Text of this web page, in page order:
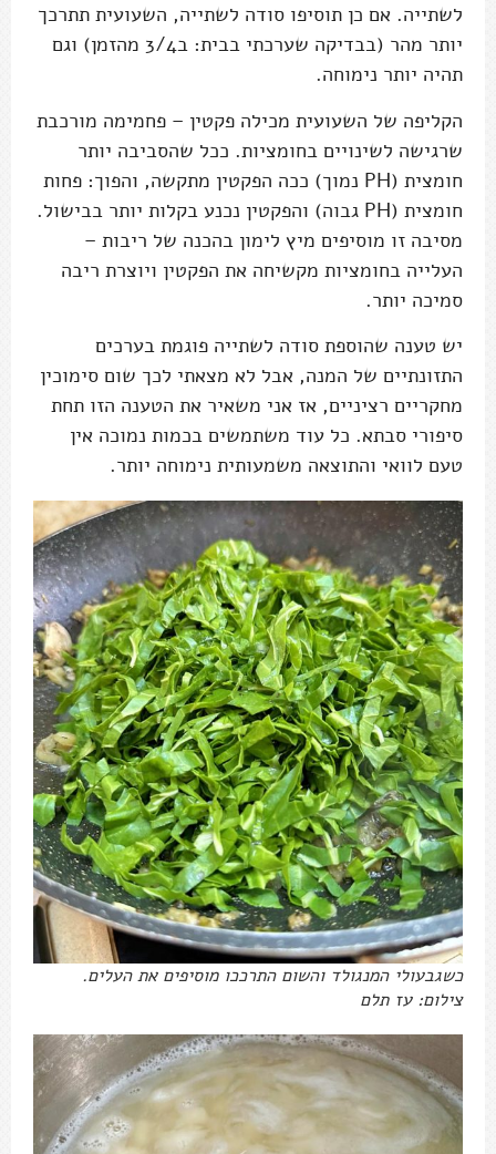
לשתייה. אם כן תוסיפו סודה לשתייה, השעועית תתרכך
יותר מהר (בבדיקה שערכתי בבית: ב3/4 מהזמן) וגם
תהיה יותר נימוחה.
הקליפה של השעועית מכילה פקטין – פחמימה מורכבת
שרגישה לשינויים בחומציות. ככל שהסביבה יותר
חומצית (PH נמוך) ככה הפקטין מתקשה, והפוך: פחות
חומצית (PH גבוה) והפקטין נכנע בקלות יותר בבישול.
מסיבה זו מוסיפים מיץ לימון בהכנה של ריבות –
העלייה בחומציות מקשיחה את הפקטין ויוצרת ריבה
סמיכה יותר.
יש טענה שהוספת סודה לשתייה פוגמת בערכים
התזונתיים של המנה, אבל לא מצאתי לכך שום סימוכין
מחקריים רציניים, אז אני משאיר את הטענה הזו תחת
סיפורי סבתא. כל עוד משתמשים בכמות נמוכה אין
טעם לוואי והתוצאה משמעותית נימוחה יותר.
כשגבעולי המנגולד והשום התרככו מוסיפים את העלים.
צילום: עז תלם